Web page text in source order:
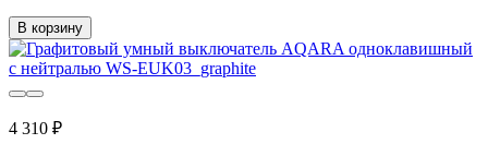
В корзину
4 310 ₽